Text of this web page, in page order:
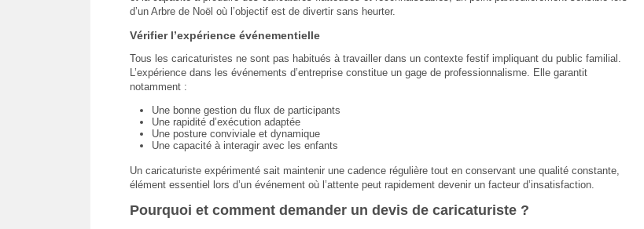
d’un Arbre de Noël où l’objectif est de divertir sans heurter.
Vérifier l’expérience événementielle
Tous les caricaturistes ne sont pas habitués à travailler dans un contexte festif impliquant du public familial.
L’expérience dans les événements d’entreprise constitue un gage de professionnalisme. Elle garantit
notamment :
Une bonne gestion du flux de participants
Une rapidité d’exécution adaptée
Une posture conviviale et dynamique
Une capacité à interagir avec les enfants
Un caricaturiste expérimenté sait maintenir une cadence régulière tout en conservant une qualité constante,
élément essentiel lors d’un événement où l’attente peut rapidement devenir un facteur d’insatisfaction.
Pourquoi et comment demander un devis de caricaturiste ?